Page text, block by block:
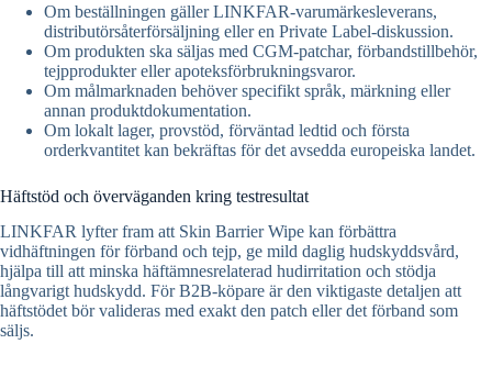
Om beställningen gäller LINKFAR-varumärkesleverans,
distributörsåterförsäljning eller en Private Label-diskussion.
Om produkten ska säljas med CGM-patchar, förbandstillbehör,
tejpprodukter eller apoteksförbrukningsvaror.
Om målmarknaden behöver specifikt språk, märkning eller
annan produktdokumentation.
Om lokalt lager, provstöd, förväntad ledtid och första
orderkvantitet kan bekräftas för det avsedda europeiska landet.
Häftstöd och överväganden kring testresultat
LINKFAR lyfter fram att Skin Barrier Wipe kan förbättra
vidhäftningen för förband och tejp, ge mild daglig hudskyddsvård,
hjälpa till att minska häftämnesrelaterad hudirritation och stödja
långvarigt hudskydd. För B2B-köpare är den viktigaste detaljen att
häftstödet bör valideras med exakt den patch eller det förband som
säljs.